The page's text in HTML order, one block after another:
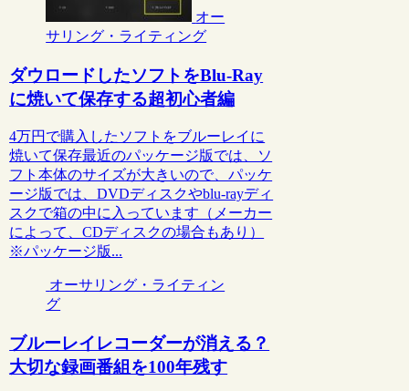
オー
サリング・ライティング
ダウロードしたソフトをBlu-Ray
に焼いて保存する超初心者編
4万円で購入したソフトをブルーレイに
焼いて保存最近のパッケージ版では、ソ
フト本体のサイズが大きいので、パッケ
ージ版では、DVDディスクやblu-rayディ
スクで箱の中に入っています（メーカー
によって、CDディスクの場合もあり）
※パッケージ版...
オーサリング・ライティン
グ
ブルーレイレコーダーが消える？
大切な録画番組を100年残す